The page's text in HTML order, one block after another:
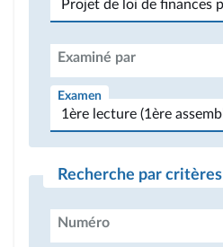
Examiné par
Examen
Recherche par critères
Numéro